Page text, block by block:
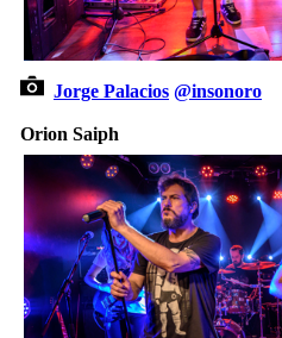
Jorge Palacios @insonoro
Orion Saiph